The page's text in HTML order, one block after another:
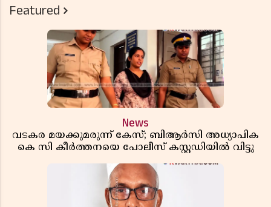
Featured
News
വടകര മയക്കുമരുന്ന് കേസ്; ബിആർസി അധ്യാപിക
കെ സി കീർത്തനയെ പോലീസ് കസ്റ്റഡിയിൽ വിട്ടു